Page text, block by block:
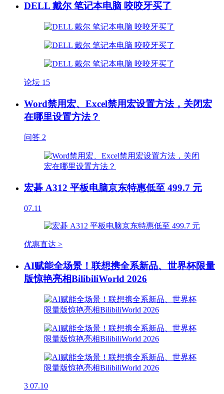
DELL 戴尔 笔记本电脑 咬咬牙买了
论坛 15
Word禁用宏、Excel禁用宏设置方法，关闭宏
在哪里设置方法？
问答 2
宏碁 A312 平板电脑京东特惠低至 499.7 元
07.11
优惠直达 >
AI赋能全场景！联想携全系新品、世界杯限量
版惊艳亮相BilibiliWorld 2026
3 07.10